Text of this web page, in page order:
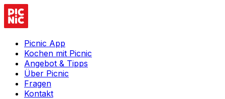
Picnic App
Kochen mit Picnic
Angebot & Tipps
Über Picnic
Fragen
Kontakt